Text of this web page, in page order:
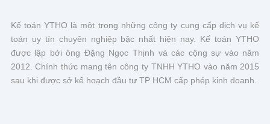
Kế toán YTHO là một trong những công ty cung cấp dịch vụ kế
toán uy tín chuyên nghiệp bậc nhất hiện nay. Kế toán YTHO
được lập bởi ông Đặng Ngọc Thịnh và các cộng sự vào năm
2012. Chính thức mang tên công ty TNHH YTHO vào năm 2015
sau khi được sở kế hoạch đầu tư TP HCM cấp phép kinh doanh.